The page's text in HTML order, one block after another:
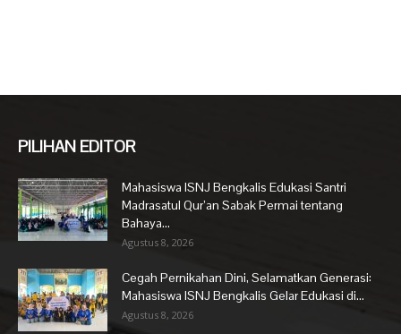
PILIHAN EDITOR
Mahasiswa ISNJ Bengkalis Edukasi Santri
Madrasatul Qur’an Sabak Permai tentang
Bahaya...
Agustus 8, 2026
Cegah Pernikahan Dini, Selamatkan Generasi:
Mahasiswa ISNJ Bengkalis Gelar Edukasi di...
Agustus 8, 2026